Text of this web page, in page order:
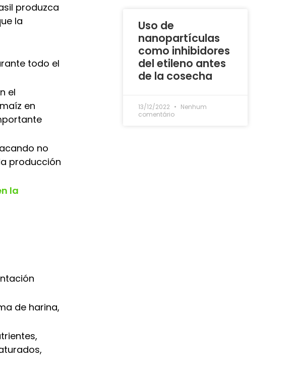
produzca
la
todo el
el
en
no
producción
la
de harina,
Uso de
nanopartículas
como inhibidores
del etileno antes
de la cosecha
13/12/2022
Nenhum
comentário